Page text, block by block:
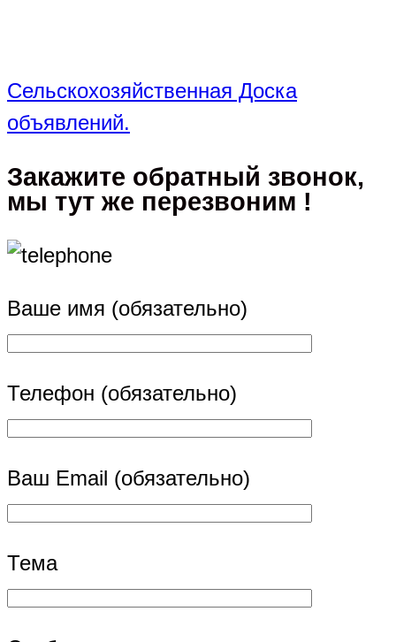
Сельскохозяйственная Доска
объявлений.
Закажите обратный звонок,
мы тут же перезвоним !
Ваше имя (обязательно)
Телефон (обязательно)
Ваш Email (обязательно)
Тема